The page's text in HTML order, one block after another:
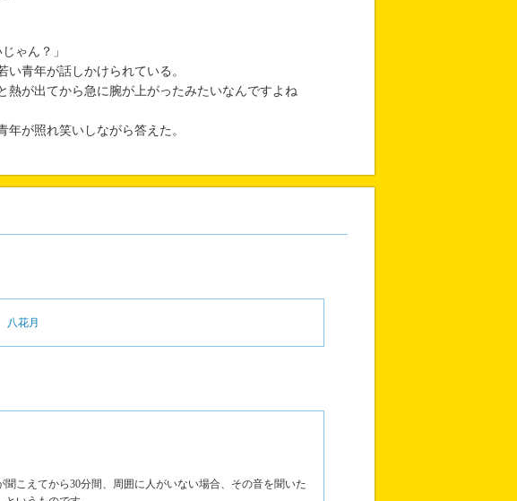
ゃん？」
青年が話しかけられている。
熱が出てから急に腕が上がったみたいなんですよね
が照れ笑いしながら答えた。
八花月
こえてから30分間、周囲に人がいない場合、その音を聞いた